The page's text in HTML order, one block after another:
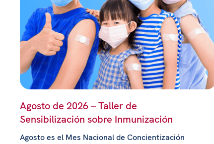
Agosto de 2026 – Taller de
Sensibilización sobre Inmunización
Agosto es el Mes Nacional de Concientización